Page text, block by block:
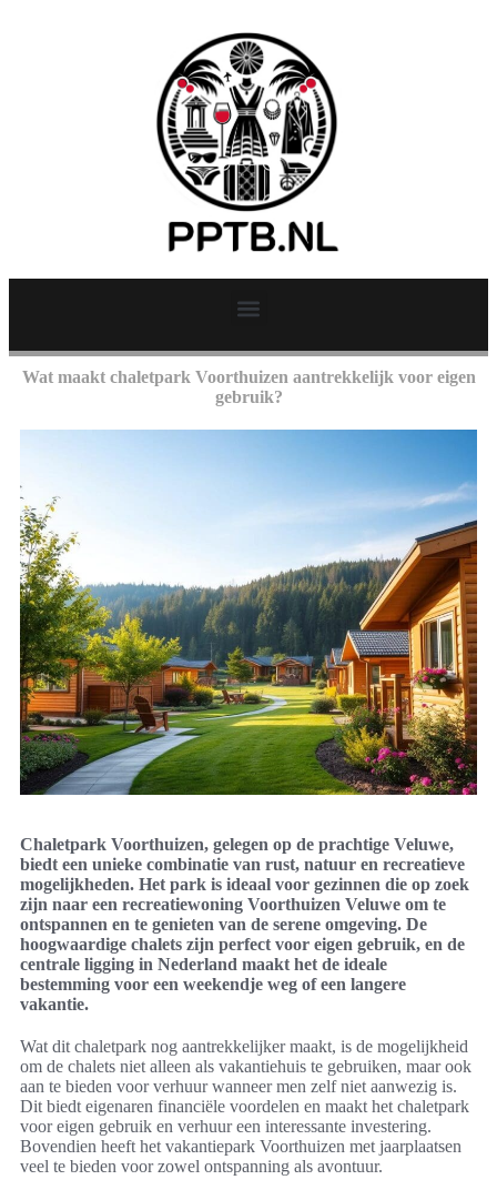
Wat maakt chaletpark Voorthuizen aantrekkelijk voor eigen
gebruik?
Chaletpark Voorthuizen, gelegen op de prachtige Veluwe,
biedt een unieke combinatie van rust, natuur en recreatieve
mogelijkheden. Het park is ideaal voor gezinnen die op zoek
zijn naar een recreatiewoning Voorthuizen Veluwe om te
ontspannen en te genieten van de serene omgeving. De
hoogwaardige chalets zijn perfect voor eigen gebruik, en de
centrale ligging in Nederland maakt het de ideale
bestemming voor een weekendje weg of een langere
vakantie.
Wat dit chaletpark nog aantrekkelijker maakt, is de mogelijkheid
om de chalets niet alleen als vakantiehuis te gebruiken, maar ook
aan te bieden voor verhuur wanneer men zelf niet aanwezig is.
Dit biedt eigenaren financiële voordelen en maakt het chaletpark
voor eigen gebruik en verhuur een interessante investering.
Bovendien heeft het vakantiepark Voorthuizen met jaarplaatsen
veel te bieden voor zowel ontspanning als avontuur.